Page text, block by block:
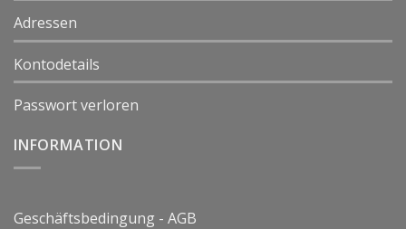
Adressen
Kontodetails
Passwort verloren
INFORMATION
Geschäftsbedingung - AGB